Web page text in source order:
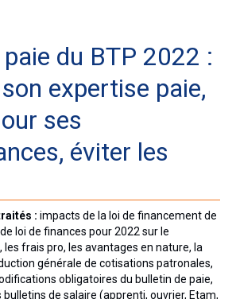
du BTP 2022 :
expertise paie,
ses
éviter les
: impacts de la loi de financement de
loi de finances pour 2022 sur le
frais pro, les avantages en nature, la
générale de cotisations patronales,
obligatoires du bulletin de paie,
de salaire (apprenti, ouvrier, Etam,